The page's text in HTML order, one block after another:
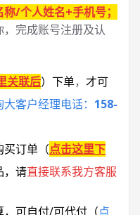
称/个人姓名+手机号；
，完成账号注册及认
关联后） 下单， 才可
客户经理电话： 158-
买订单（点击这里下
，请直接联系我方客服
，可自付/可代付（点